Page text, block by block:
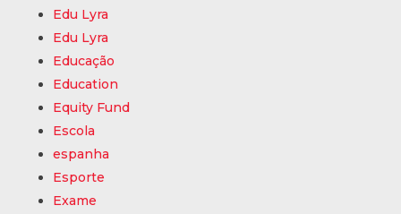
Edu Lyra
Edu Lyra
Educação
Education
Equity Fund
Escola
espanha
Esporte
Exame